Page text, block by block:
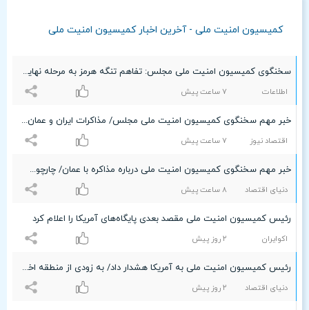
کمیسیون امنیت ملی - آخرین اخبار کمیسیون امنیت ملی
سخنگوی کمیسیون امنیت ملی مجلس: تفاهم تنگه هرمز به مرحله نهایی رسید
اطلاعات ۷ ساعت پيش
خبر مهم سخنگوی کمیسیون امنیت ملی مجلس/ مذاکرات ایران و عمان بر سر تنگه هرمز تقریبا به توافق رسیده است
اقتصاد نیوز ۷ ساعت پيش
خبر مهم سخنگوی کمیسیون امنیت ملی درباره مذاکره با عمان/ چارچوب کلی تفاهم با عمان مشخص شده است/ به زودی متن نهایی منتشر می‌شود
دنیای اقتصاد ۸ ساعت پيش
رئیس کمیسیون امنیت ملی مقصد بعدی پایگاه‌های آمریکا را اعلام کرد
اکوایران ۲ روز پیش
رئیس کمیسیون امنیت ملی به آمریکا هشدار داد/ به زودی از منطقه اخراج می‌شوید
دنیای اقتصاد ۲ روز پیش